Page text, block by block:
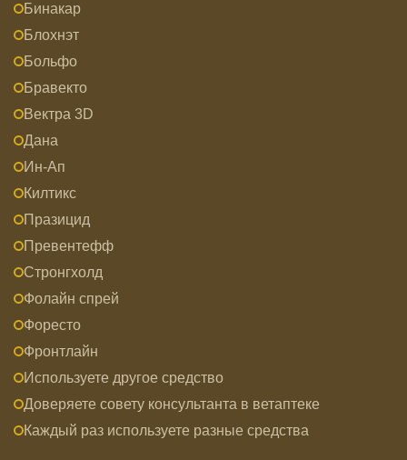
Бинакар
Блохнэт
Больфо
Бравекто
Вектра 3D
Дана
Ин-Ап
Килтикс
Празицид
Превентефф
Стронгхолд
Фолайн спрей
Форесто
Фронтлайн
Используете другое средство
Доверяете совету консультанта в ветаптеке
Каждый раз используете разные средства